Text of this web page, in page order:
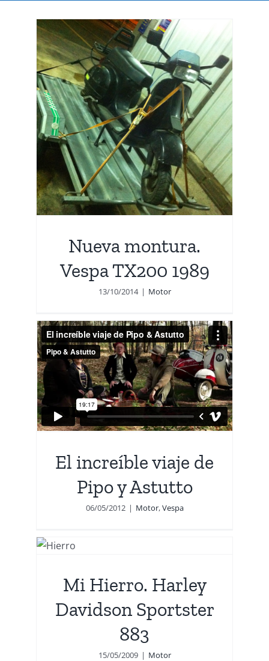
Nueva montura.
Vespa TX200 1989
13/10/2014 | Motor
El increíble viaje de
Pipo y Astutto
06/05/2012 | Motor,Vespa
Mi Hierro. Harley
Davidson Sportster
883
15/05/2009 | Motor